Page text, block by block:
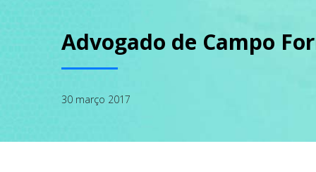
Advogado de Campo
30 março 2017